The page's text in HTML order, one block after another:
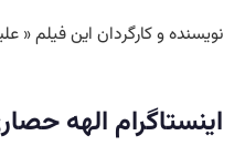
نویسنده و کارگردان این فیلم «
اینستاگرام الهه